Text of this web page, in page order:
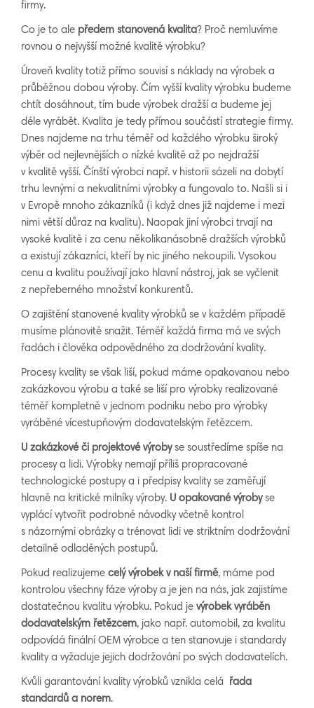
firmy.
Co je to ale předem stanovená kvalita? Proč nemluvíme
rovnou o nejvyšší možné kvalitě výrobku?
Úroveň kvality totiž přímo souvisí s náklady na výrobek a
průběžnou dobou výroby. Čím vyšší kvality výrobku budeme
chtít dosáhnout, tím bude výrobek dražší a budeme jej
déle vyrábět. Kvalita je tedy přímou součástí strategie firmy.
Dnes najdeme na trhu téměř od každého výrobku široký
výběr od nejlevnějších o nízké kvalitě až po nejdražší
v kvalitě vyšší. Čínští výrobci např. v historii sázeli na dobytí
trhu levnými a nekvalitními výrobky a fungovalo to. Našli si i
v Evropě mnoho zákazníků (i když dnes již najdeme i mezi
nimi větší důraz na kvalitu). Naopak jiní výrobci trvají na
vysoké kvalitě i za cenu několikanásobně dražších výrobků
a existují zákazníci, kteří by nic jiného nekoupili. Vysokou
cenu a kvalitu používají jako hlavní nástroj, jak se vyčlenit
z nepřeberného množství konkurentů.
O zajištění stanovené kvality výrobků se v každém případě
musíme plánovitě snažit. Téměř každá firma má ve svých
řadách i člověka odpovědného za dodržování kvality.
Procesy kvality se však liší, pokud máme opakovanou nebo
zakázkovou výrobu a také se liší pro výrobky realizované
téměř kompletně v jednom podniku nebo pro výrobky
vyráběné vícestupňovým dodavatelským řetězcem.
U zakázkové či projektové výrobyse soustředíme spíše na
procesy a lidi. Výrobky nemají příliš propracované
technologické postupy a i předpisy kvality se zaměřují
hlavně na kritické milníky výroby. U opakované výrobyse
vyplácí vytvořit podrobné návodky včetně kontrol
s názornými obrázky a trénovat lidi ve striktním dodržování
detailně odladěných postupů.
Pokud realizujeme celý výrobek v naší firmě, máme pod
kontrolou všechny fáze výroby a je jen na nás, jak zajistíme
dostatečnou kvalitu výrobku. Pokud je výrobek vyráběn
dodavatelským řetězcem, jako např. automobil, za kvalitu
odpovídá finální OEM výrobce a ten stanovuje i standardy
kvality a vyžaduje jejich dodržování po svých dodavatelích.
Kvůli garantování kvality výrobků vznikla celá řada
standardů a norem.